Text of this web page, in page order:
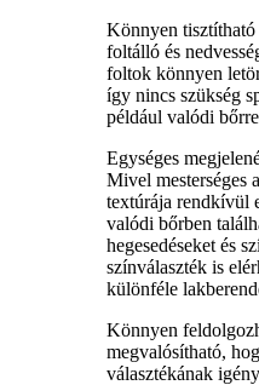
Könnyen
foltálló és
foltok könnyen
így nincs szükség
például valódi
Egységes
Mivel mesterséges
textúrája rendkívül
valódi bőrben
hegesedéseket és
színválaszték is
különféle
Könnyen
megvalósítható,
választékának